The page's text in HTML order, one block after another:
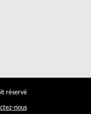
réservé
nous